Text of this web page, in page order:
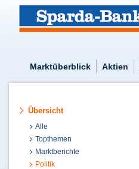
Marktüberblick Aktien
Übersicht
Alle
Topthemen
Marktberichte
Politik